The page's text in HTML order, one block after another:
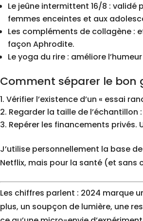
Le jeûne intermittent 16/8 : validé
femmes enceintes et aux
Les compléments de collagène :
façon Aphrodite.
Le yoga du rire : améliore
Comment séparer le bon
Vérifier l’existence d’un « essai
Regarder la taille de
Repérer les financements
J’utilise personnellement la base
Netflix, mais pour la santé (et sans
Les chiffres parlent : 2024 marque
plus, un soupçon de lumière, une